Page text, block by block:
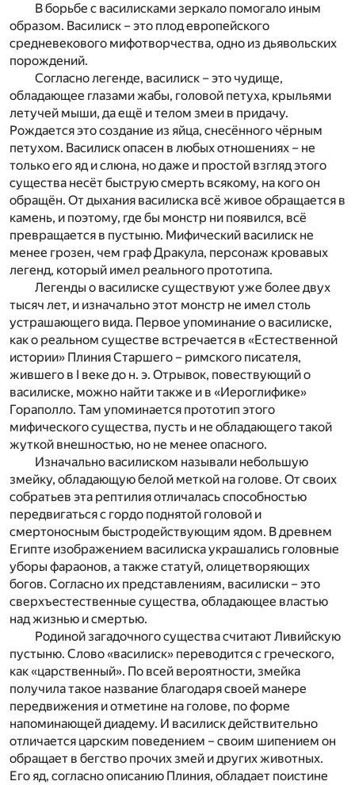
В борьбе с василисками зеркало помогало иным
образом. Василиск – это плод европейского
средневекового мифотворчества, одно из дьявольских
порождений.
Согласно легенде, василиск – это чудище,
обладающее глазами жабы, головой петуха, крыльями
летучей мыши, да ещё и телом змеи в придачу.
Рождается это создание из яйца, снесённого чёрным
петухом. Василиск опасен в любых отношениях – не
только его яд и слюна, но даже и простой взгляд этого
существа несёт быструю смерть всякому, на кого он
обращён. От дыхания василиска всё живое обращается в
камень, и поэтому, где бы монстр ни появился, всё
превращается в пустыню. Мифический василиск не
менее грозен, чем граф Дракула, персонаж кровавых
легенд, который имел реального прототипа.
Легенды о василиске существуют уже более двух
тысяч лет, и изначально этот монстр не имел столь
устрашающего вида. Первое упоминание о василиске,
как о реальном существе встречается в «Естественной
истории» Плиния Старшего – римского писателя,
жившего в I веке до н. э. Отрывок, повествующий о
василиске, можно найти также и в «Иероглифике»
Гораполло. Там упоминается прототип этого
мифического существа, пусть и не обладающего такой
жуткой внешностью, но не менее опасного.
Изначально василиском называли небольшую
змейку, обладающую белой меткой на голове. От своих
собратьев эта рептилия отличалась способностью
передвигаться с гордо поднятой головой и
смертоносным быстродействующим ядом. В древнем
Египте изображением василиска украшались головные
уборы фараонов, а также статуй, олицетворяющих
богов. Согласно их представлениям, василиски – это
сверхъестественные существа, обладающее властью
над жизнью и смертью.
Родиной загадочного существа считают Ливийскую
пустыню. Слово «василиск» переводится с греческого,
как «царственный». По всей вероятности, змейка
получила такое название благодаря своей манере
передвижения и отметине на голове, по форме
напоминающей диадему. И василиск действительно
отличается царским поведением – своим шипением он
обращает в бегство прочих змей и других животных.
Его яд, согласно описанию Плиния, обладает поистине